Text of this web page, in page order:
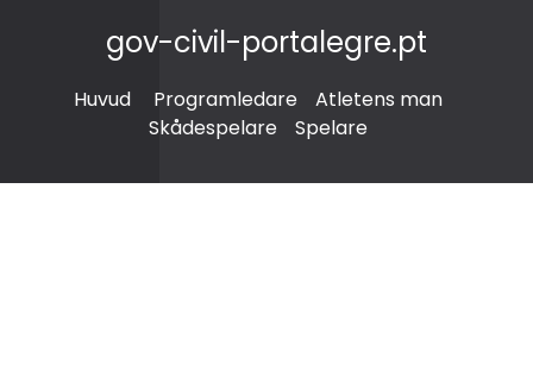
gov-civil-portalegre.pt
Huvud Programledare
Atletens man
Skådespelare
Spelare